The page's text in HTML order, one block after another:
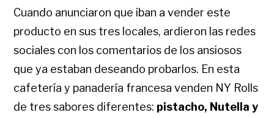
Cuando anunciaron que iban a vender este
producto en sus tres locales, ardieron las redes
sociales con los comentarios de los ansiosos
que ya estaban deseando probarlos. En esta
cafetería y panadería francesa venden NY Rolls
de tres sabores diferentes: pistacho, Nutella y